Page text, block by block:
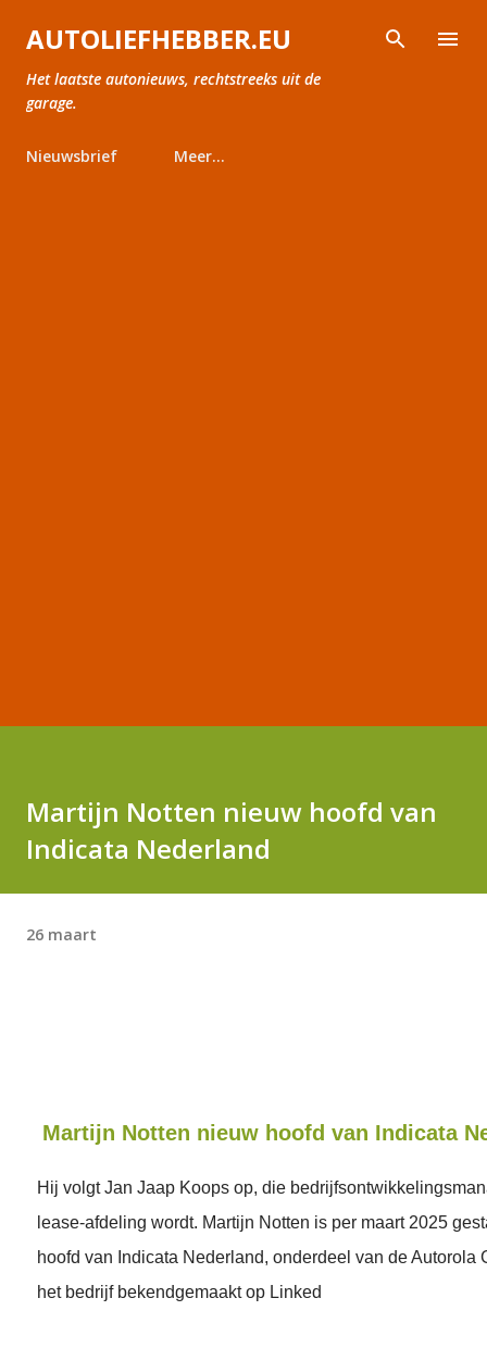
Doorgaan naar hoofdcontent
AUTOLIEFHEBBER.EU
Het laatste autonieuws, rechtstreeks uit de
garage.
Nieuwsbrief Meer…
Martijn Notten nieuw hoofd van
Indicata Nederland
26 maart
Martijn Notten nieuw hoofd van Indicata
Hij volgt Jan Jaap Koops op, die
lease-afdeling wordt. Martijn Notten is per maart 2025
hoofd van Indicata Nederland, onderdeel van de Autorola
het bedrijf bekendgemaakt op Linked